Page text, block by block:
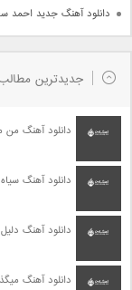
دانلود آهنگ جدید احمد
جدیدترین
دانلود آهنگ من
دانلود آهنگ
دانلود آهنگ
دانلود آهنگ